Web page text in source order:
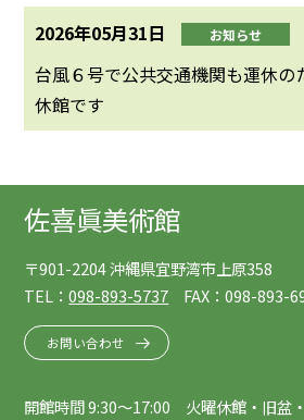
2026年05月31日
お知らせ
台風６号で公共交通機関も運休の
休館です
佐喜眞美術館
〒901-2204 沖縄県宜野湾市上原358
TEL：098-893-5737 FAX：098-893-
お問い合わせ
開館時間 9:30～17:00 火曜休館・旧盆